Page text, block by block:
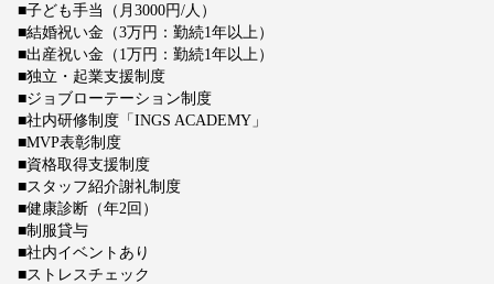
■子ども手当（月3000円/人）
■結婚祝い金（3万円：勤続1年以上）
■出産祝い金（1万円：勤続1年以上）
■独立・起業支援制度
■ジョブローテーション制度
■社内研修制度「INGS ACADEMY」
■MVP表彰制度
■資格取得支援制度
■スタッフ紹介謝礼制度
■健康診断（年2回）
■制服貸与
■社内イベントあり
■ストレスチェック